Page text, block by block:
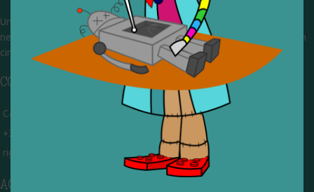
Un gruppo di volontari che sognano di diventare un centro del riuso e
nel frattempo ricevono in dono giocattoli, li riparano e li reimmettono in
circolazione. Operiamo per un'economia civile, circolare e sostenibile.
CONTATTI
Campobasso - via Garibaldi 51
+39 328 767 9587
rigiocattolocb@gmail.com
ACCOUNT